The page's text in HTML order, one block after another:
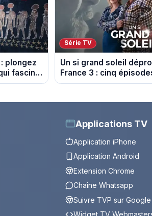
plongez
fascine
Série TV
Un si grand soleil
France 3 : cinq
diffusés le 13 août
Applications TV
Application iPhone
Application Android
Extension Chrome
Chaîne Whatsapp
Suivre TVP sur Google